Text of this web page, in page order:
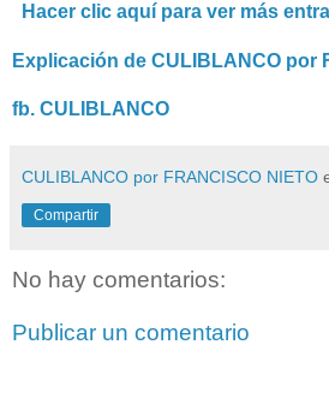
Hacer clic aquí para ver más
Explicación de CULIBLANCO por
fb. CULIBLANCO
CULIBLANCO por FRANCISCO NIETO
Compartir
No hay comentarios:
Publicar un comentario